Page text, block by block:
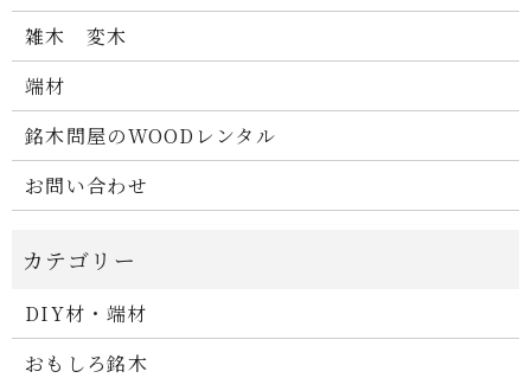
雑木 変木
端材
銘木問屋のWOODレンタル
お問い合わせ
DIY材・端材
おもしろ銘木